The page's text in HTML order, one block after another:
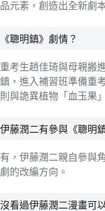
品元素，創造出全新劇
《聰明鎮》劇情？
重考生趙佳琦與母親搬
鎮，進入補習班準備重
則與詭異植物「血玉果
伊藤潤二有參與《聰明
有，伊藤潤二親自參與
劇的改編方向。
沒看過伊藤潤二漫畫可